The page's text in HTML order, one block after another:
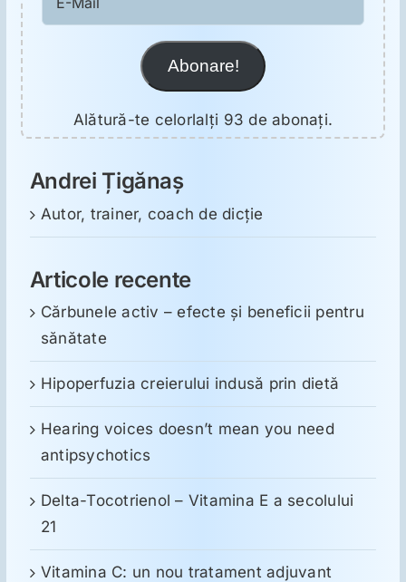
Proză utilă
Mail
Abonare!
Alătură-te celorlalți 93 de abonați.
Andrei Țigănaș
Autor, trainer, coach de dicție
Articole recente
Cărbunele activ – efecte și beneficii pentru
sănătate
Hipoperfuzia creierului indusă prin dietă
Hearing voices doesn’t mean you need
antipsychotics
Delta-Tocotrienol – Vitamina E a secolului
21
Vitamina C: un nou tratament adjuvant